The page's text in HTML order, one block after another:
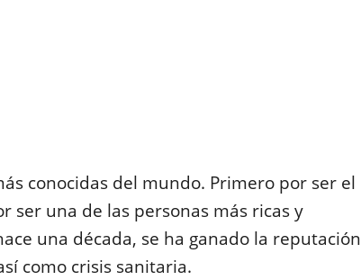
conocidas del mundo. Primero por ser el
ser una de las personas más ricas y
una década, se ha ganado la reputación
como crisis sanitaria.